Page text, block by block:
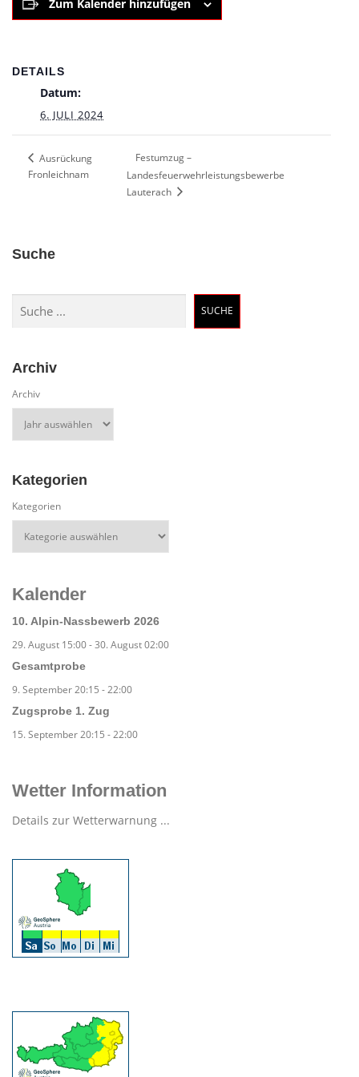
Zum Kalender hinzufügen
DETAILS
Datum:
6. JULI 2024
Ausrückung
Fronleichnam
Festumzug –
Landesfeuerwehrleistungsbewerbe
Lauterach
Suche
SUCHE
Archiv
Archiv
Kategorien
Kategorien
Kalender
10. Alpin-Nassbewerb 2026
29. August 15:00-30. August 02:00
Gesamtprobe
9. September 20:15 -22:00
Zugsprobe 1. Zug
15. September 20:15 -22:00
Wetter Information
Details zur Wetterwarnung ...